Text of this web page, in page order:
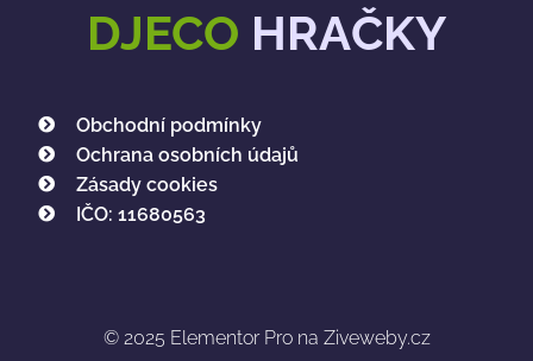
DJECO HRAČKY
Obchodní podmínky
Ochrana osobních údajů
Zásady cookies
IČO: 11680563
© 2025 Elementor Pro na Ziveweby.cz